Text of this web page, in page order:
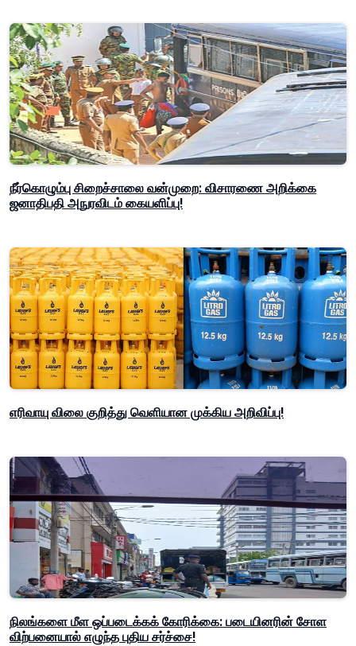
நீர்கொழும்பு சிறைச்சாலை வன்முறை: விசாரணை அறிக்கை
ஜனாதிபதி அநுரவிடம் கையளிப்பு!
எரிவாயு விலை குறித்து வெளியான முக்கிய அறிவிப்பு!
நிலங்களை மீள ஒப்படைக்கக் கோரிக்கை: படையினரின் சோள
விற்பனையால் எழுந்த புதிய சர்ச்சை!